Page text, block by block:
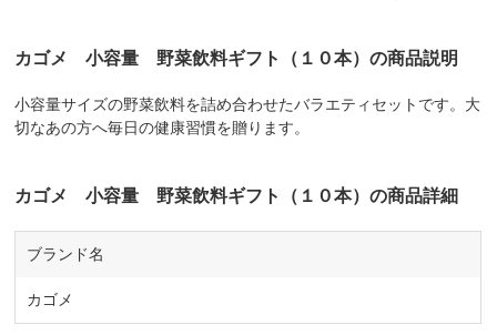
カゴメ 小容量 野菜飲料ギフト（１０本）の商品説明
小容量サイズの野菜飲料を詰め合わせたバラエティセットです。大
切なあの方へ毎日の健康習慣を贈ります。
カゴメ 小容量 野菜飲料ギフト（１０本）の商品詳細
ブランド名
カゴメ